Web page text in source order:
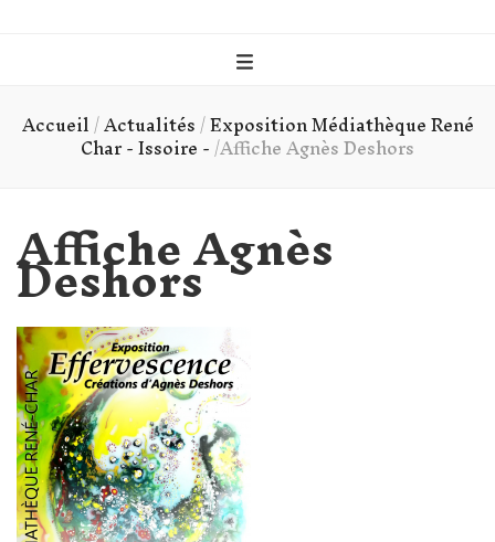
Accueil/Actualités/Exposition Médiathèque René
Char - Issoire -/Affiche Agnès Deshors
Affiche Agnès
Deshors